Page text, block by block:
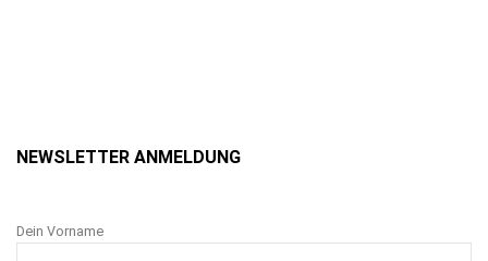
NEWSLETTER ANMELDUNG
Dein Vorname